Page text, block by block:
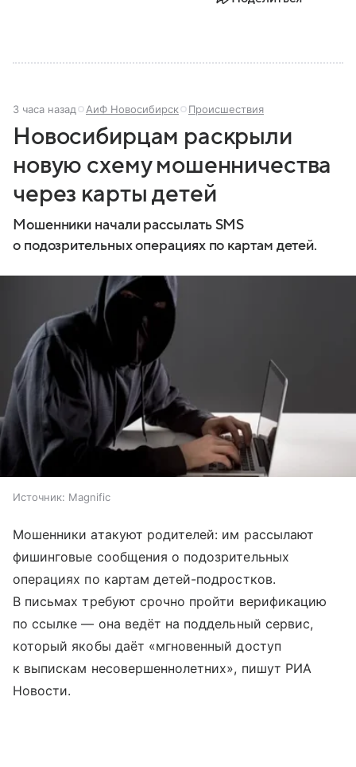
3 часа назад АиФ Новосибирск Происшествия
Новосибирцам раскрыли
новую схему мошенничества
через карты детей
Мошенники начали рассылать SMS
о подозрительных операциях по картам детей.
Источник: Magnific
Мошенники атакуют родителей: им рассылают
фишинговые сообщения о подозрительных
операциях по картам детей-подростков.
В письмах требуют срочно пройти верификацию
по ссылке — она ведёт на поддельный сервис,
который якобы даёт «мгновенный доступ
к выпискам несовершеннолетних», пишут РИА
Новости.